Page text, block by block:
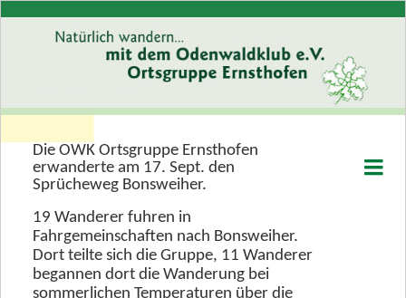
Willkommen
Wer wir sind
Programm
Rückblick
Die OWK Ortsgruppe Ernsthofen
erwanderte am 17. Sept. den
Sprücheweg Bonsweiher.
19 Wanderer fuhren in
Fahrgemeinschaften nach Bonsweiher.
Dort teilte sich die Gruppe, 11 Wanderer
begannen dort die Wanderung bei
sommerlichen Temperaturen über die